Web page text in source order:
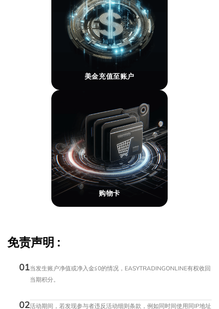
美金充值至账户
购物卡
免责声明 :
01当发生账户净值或净入金≦0的情况，EASYTRADINGONLINE有权收回
当期积分。
02活动期间，若发现参与者违反活动细则条款，例如同时间使用同IP地址